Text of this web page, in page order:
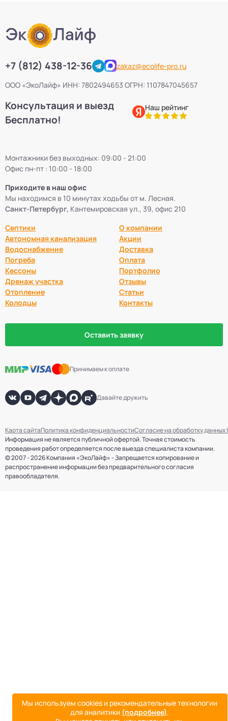
+7 (812) 438-12-36
zakaz@ecolife-pro.ru
ООО «ЭкоЛайф» ИНН: 7802494653 ОГРН: 1107847045657
Консультация и выезд
Бесплатно!
Наш рейтинг
Монтажники без выходных: 09:00 - 21:00
Офис пн-пт : 10:00 - 18:00
Приходите в наш офис
Мы находимся в 10 минутах ходьбы от м. Лесная.
Санкт-Петербург, Кантемировская ул., 39, офис 210
Септики
Автономная канализация
Водоснабжение
Погреба
Кессоны
Дренаж участка
Отопление
Колодцы
О компании
Акции
Доставка
Оплата
Портфолио
Отзывы
Статьи
Контакты
Оставить заявку
Принимаем к оплате
Давайте дружить
Информация не является публичной офертой. Точная стоимость
проведения работ определяется после выезда специалиста компании.
© 2007 - 2026 Компания «ЭкоЛайф» - Запрещается копирование и
распространение информации без предварительного согласия
правообладателя.
Карта сайтаПолитика конфиденциальностиСогласие на обработку
Мы используем cookies и рекомендательные технологии
для аналитики (подробнее).